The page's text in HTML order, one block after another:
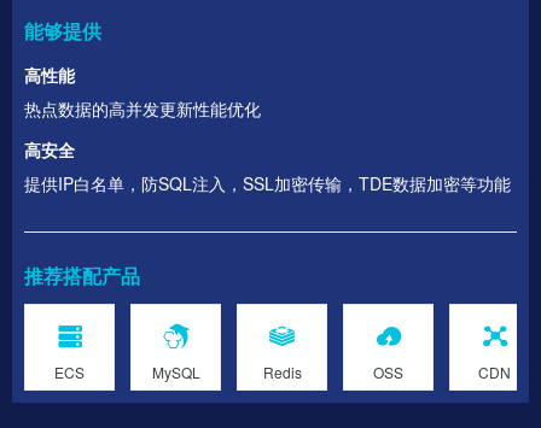
能够提供
高性能
热点数据的高并发更新性能优化
高安全
提供IP白名单，防SQL注入，SSL加密传输，TDE数据加密等功能
推荐搭配产品
ECS MySQL Redis OSS CDN